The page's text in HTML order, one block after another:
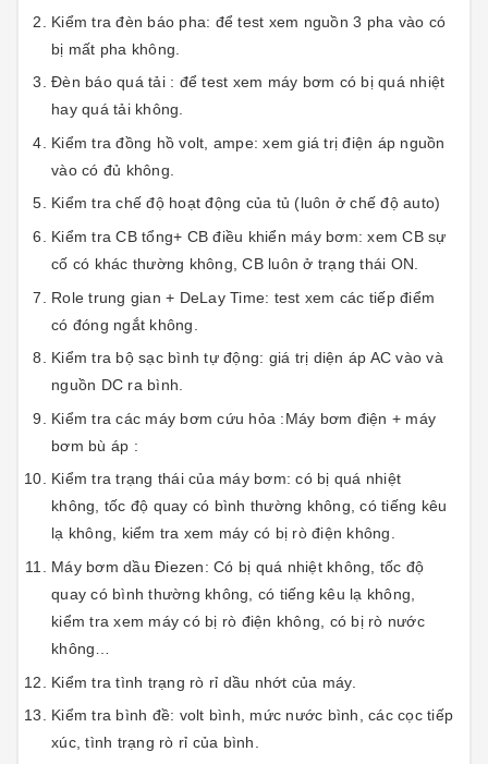
Kiểm tra đèn báo pha: để test xem nguồn 3 pha vào có
bị mất pha không.
Đèn báo quá tải : để test xem máy bơm có bị quá nhiệt
hay quá tải không.
Kiểm tra đồng hồ volt, ampe: xem giá trị điện áp nguồn
vào có đủ không.
Kiểm tra chế độ hoạt động của tủ (luôn ở chế độ auto)
Kiểm tra CB tổng+ CB điều khiển máy bơm: xem CB sự
cố có khác thường không, CB luôn ở trạng thái ON.
Role trung gian + DeLay Time: test xem các tiếp điểm
có đóng ngắt không.
Kiểm tra bộ sạc bình tự động: giá trị diện áp AC vào và
nguồn DC ra bình.
Kiểm tra các máy bơm cứu hỏa :Máy bơm điện + máy
bơm bù áp :
Kiểm tra trạng thái của máy bơm: có bị quá nhiệt
không, tốc độ quay có bình thường không, có tiếng kêu
lạ không, kiểm tra xem máy có bị rò điện không.
Máy bơm dầu Điezen: Có bị quá nhiệt không, tốc độ
quay có bình thường không, có tiếng kêu lạ không,
kiểm tra xem máy có bị rò điện không, có bị rò nước
không…
Kiểm tra tình trạng rò rỉ dầu nhớt của máy.
Kiểm tra bình đề: volt bình, mức nước bình, các cọc tiếp
xúc, tình trạng rò rỉ của bình.